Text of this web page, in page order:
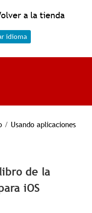
a la tienda
idioma
/ Usando aplicaciones
de la
iOS